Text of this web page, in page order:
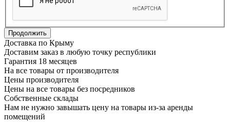
Продолжить
Доставка по Крыму
Доставим заказ в любую точку республики
Гарантия 18 месяцев
На все товары от производителя
Цены производителя
Цены на все товары без посредников
Собственные склады
Нам не нужно завышать цену на товары из-за аренды
помещений